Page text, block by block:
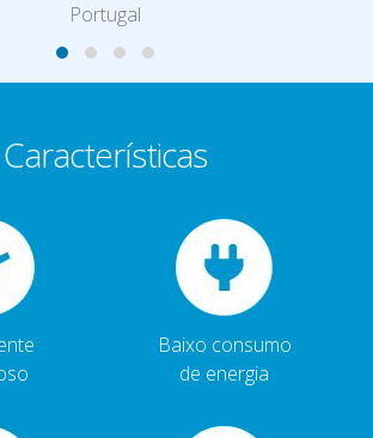
Portugal
Características
Baixo consumo
de energia